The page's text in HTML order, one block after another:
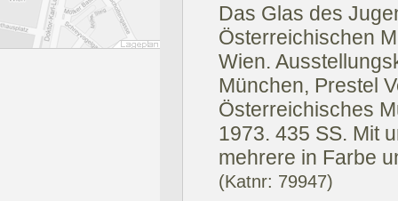
Das Glas des
Österreichischen
Wien.
München, Prestel
Österreichisches
1973. 435 SS. Mit
mehrere in Farbe
(Katnr: 79947)